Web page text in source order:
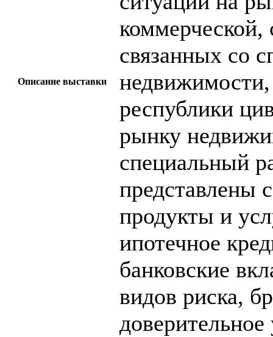
Описание выставки
связанных со
республики
рынку
специальный
представлены
продукты и
ипотечное
банковские
видов риска,